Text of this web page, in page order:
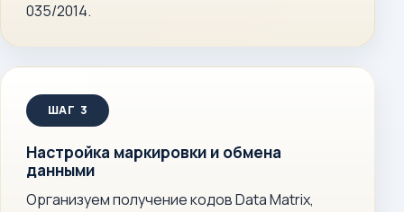
035/2014.
Настройка маркировки и обмена
данными
Организуем получение кодов Data Matrix,